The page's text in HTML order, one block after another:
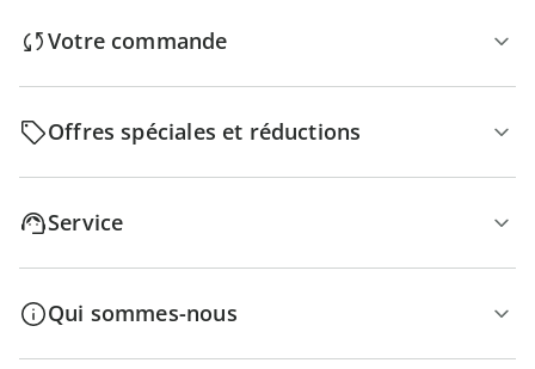
Votre commande
Offres spéciales et réductions
Service
Qui sommes-nous